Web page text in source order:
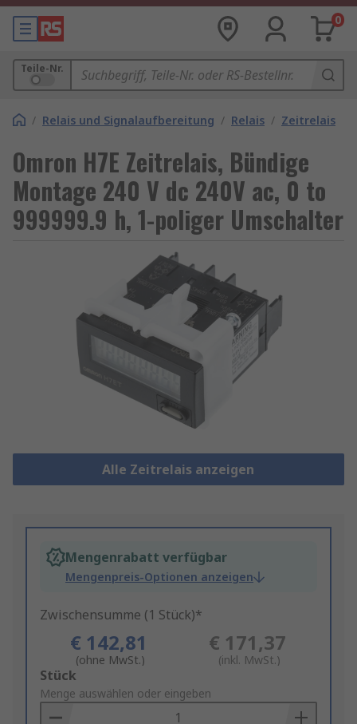
0
Teile-Nr.
/ Relais und Signalaufbereitung / Relais / Zeitrelais
Omron H7E Zeitrelais, Bündige
Montage 240 V dc 240V ac, 0 to
999999.9 h, 1-poliger Umschalter
Alle Zeitrelais anzeigen
Mengenrabatt verfügbar
Mengenpreis-Optionen anzeigen
Zwischensumme (1 Stück)*
€ 142,81
(ohne MwSt.)
€ 171,37
(inkl. MwSt.)
Add
to
Basket
Stück
Menge auswählen oder eingeben